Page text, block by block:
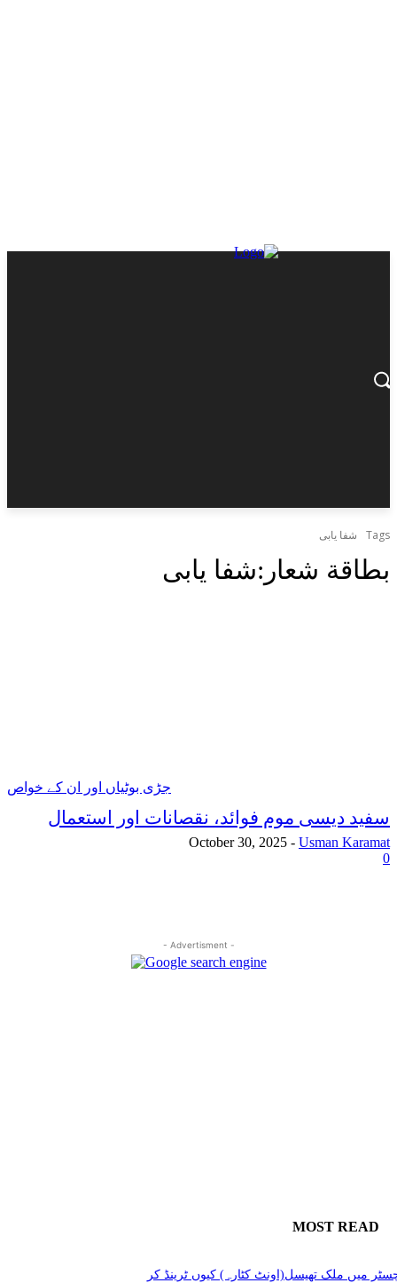
Tags شفا یابی
بطاقة شعار:شفا یابی
جڑی بوٹیاں اور ان کے خواص
سفید دیسی موم فوائد، نقصانات اور استعمال
Usman Karamat
-
October 30, 2025
0
- Advertisment -
MOST READ
میں ملک تھیسل(اونٹ کٹارہ) کیوں ٹرینڈ کر